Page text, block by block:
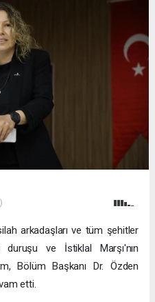
arkadaşları ve tüm şehitler
duruşu ve İstiklal Marşı'nın
Bölüm Başkanı Dr. Özden
etti.